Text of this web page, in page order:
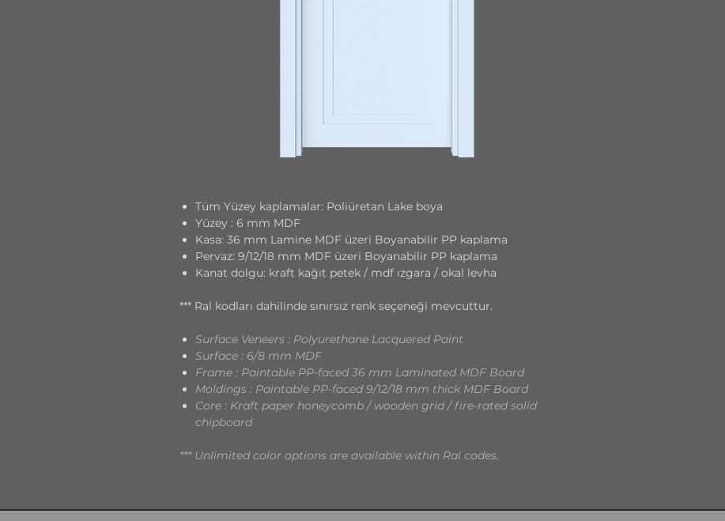
Tüm Yüzey kaplamalar: Poliüretan Lake boya
Yüzey : 6 mm MDF
Kasa: 36 mm Lamine MDF üzeri Boyanabilir PP kaplama
Pervaz: 9/12/18 mm MDF üzeri Boyanabilir PP kaplama
Kanat dolgu: kraft kağıt petek / mdf ızgara / okal levha
*** Ral kodları dahilinde sınırsız renk seçeneği mevcuttur.
Surface Veneers : Polyurethane Lacquered Paint
Surface : 6/8 mm MDF
Frame : Paintable PP-faced 36 mm Laminated MDF Board
Moldings : Paintable PP-faced 9/12/18 mm thick MDF Board
Core : Kraft paper honeycomb / wooden grid / fire-rated solid
chipboard
*** Unlimited color options are available within Ral codes.